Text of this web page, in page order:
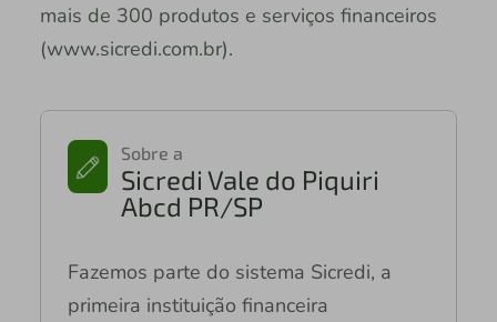
mais de 300 produtos e serviços financeiros
(www.sicredi.com.br).
Sobre a
Sicredi Vale do Piquiri
Abcd PR/SP
Fazemos parte do sistema Sicredi, a
primeira instituição financeira